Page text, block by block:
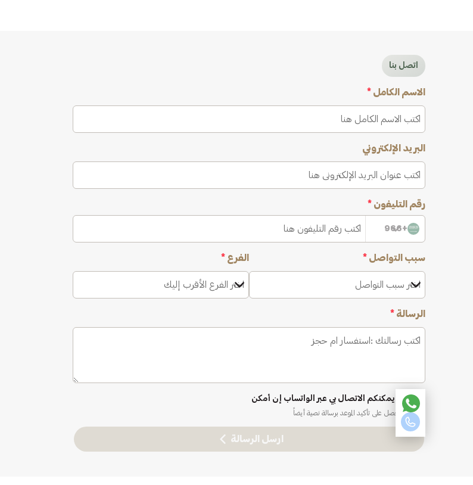
اتصل بنا
الاسم الكامل *
البريد الإلكتروني
رقم التليفون *
+966
سبب التواصل *
اختر سبب التواصل
الفرع *
اختر الفرع الأقرب إليك
الرسالة *
نعم، يمكنكم الاتصال بي عبر الواتساب إن أمكن
ستحصل على تأكيد الموعد برسالة نصية أيضاً
ارسل الرسالة